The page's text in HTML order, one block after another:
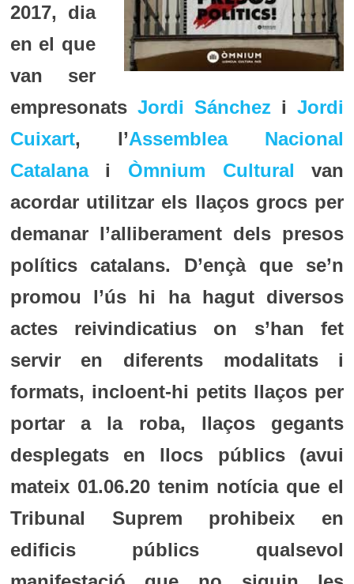
2017, dia
en el que
van ser
empresonats Jordi Sánchez iJordi
Cuixart, l’Assemblea Nacional
Catalanai Òmnium Cultural van
acordar utilitzar els llaços grocs per
demanar l’alliberament dels presos
polítics catalans. D’ençà que se’n
promou l’ús hi ha hagut diversos
actes reivindicatius on s’han fet
servir en diferents modalitats i
formats, incloent-hi petits llaços per
portar a la roba, llaços gegants
desplegats en llocs públics (avui
mateix 01.06.20 tenim notícia que el
Tribunal Suprem prohibeix en
edificis públics qualsevol